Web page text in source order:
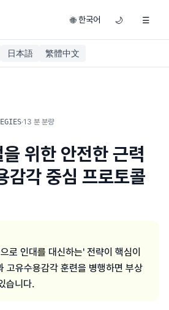
🌐 한국어 🌙 ☰
日本語 繁體中文
·13 분 분량
위한 안전한 근력
감각 중심 프로토콜
로 인대를 대신하는' 전략이 핵심이
고유수용감각 훈련을 병행하면 부상
습니다.